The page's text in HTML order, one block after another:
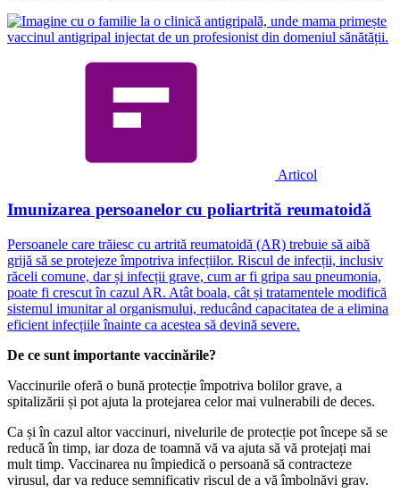
Articol
Imunizarea persoanelor cu poliartrită reumatoidă
Persoanele care trăiesc cu artrită reumatoidă (AR) trebuie să aibă
grijă să se protejeze împotriva infecțiilor. Riscul de infecții, inclusiv
răceli comune, dar și infecții grave, cum ar fi gripa sau pneumonia,
poate fi crescut în cazul AR. Atât boala, cât și tratamentele modifică
sistemul imunitar al organismului, reducând capacitatea de a elimina
eficient infecțiile înainte ca acestea să devină severe.
De ce sunt importante vaccinările?
Vaccinurile oferă o bună protecție împotriva bolilor grave, a
spitalizării și pot ajuta la protejarea celor mai vulnerabili de deces.
Ca și în cazul altor vaccinuri, nivelurile de protecție pot începe să se
reducă în timp, iar doza de toamnă vă va ajuta să vă protejați mai
mult timp. Vaccinarea nu împiedică o persoană să contracteze
virusul, dar va reduce semnificativ riscul de a vă îmbolnăvi grav.